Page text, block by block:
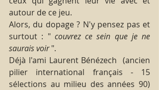
autour de ce jeu.
Alors, du dopage ? N'y pensez pas et
surtout : " couvrez ce sein que je ne
saurais voir ".
Déjà l'ami Laurent Bénézech  (ancien
pilier international français - 15
sélections au milieu des années 90)